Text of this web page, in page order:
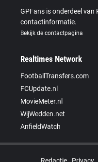
GPFans is onderdeel van
contactinformatie.
Bekijk de contactpagina
Realtimes Network
FootballTransfers.com
FCUpdate.nl
MovieMeter.nl
WijWedden.net
AnfieldWatch
Redactie Privacy